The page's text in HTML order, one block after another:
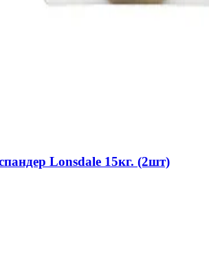
Lonsdale 15кг. (2шт)